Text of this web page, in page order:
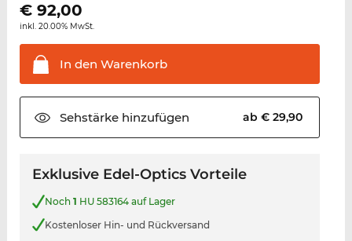
€ 92,00
inkl. 20.00% MwSt.
In den Warenkorb
Sehstärkehinzufügen ab € 29,90
Exklusive Edel-Optics Vorteile
Noch 1 HU 583164 auf Lager
Kostenloser Hin- und Rückversand